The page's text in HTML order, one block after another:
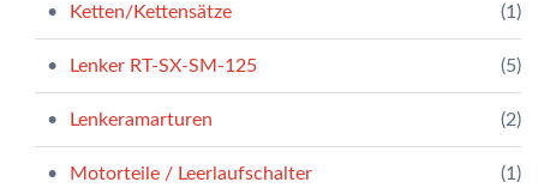
Ketten/Kettensätze (1)
Lenker RT-SX-SM-125 (5)
Lenkeramarturen (2)
Motorteile / Leerlaufschalter (1)